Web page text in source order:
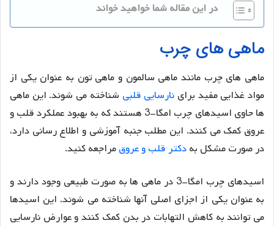
در این مقاله شما خواهید خواند
ماهی های چرب
ماهی های چرب مانند ماهی سالمون و ماهی تون به عنوان یکی از
مواد غذایی مفید برای نارسایی قلبی شناخته می شوند. این ماهی
ها حاوی اسیدهای چرب امگا-3 هستند که به بهبود عملکرد قلب و
عروق کمک می کنند. این مطلب جنبه آموزشی و اطلاع رسانی دارد،
در صورت مشکل بهدکتر قلب و عروقمراجعه کنید.
اسیدهای چرب امگا-3 در ماهی ها به صورت طبیعی وجود دارند و
به عنوان یکی از اجزای اصلی آنها شناخته می شوند. این اسیدها
می توانند به کاهش التهابات در بدن کمک کنند و عوارض نارسایی